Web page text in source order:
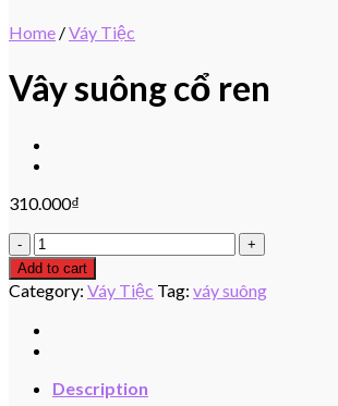
Home /Váy Tiệc
Vây suông cổ ren
310.000₫
Vây
suông
cổ
ren
quantity
Add to cart
Category: Váy Tiệc Tag: váy suông
Description